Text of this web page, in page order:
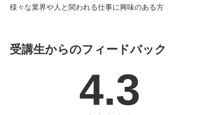
様々な業界や人と関われる仕事に興味のある方
受講生からのフィードバック
4.3